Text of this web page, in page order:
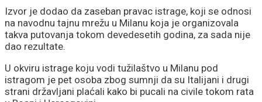
Izvor je dodao da zaseban pravac istrage, koji se odnosi
na navodnu tajnu mrežu u Milanu koja je organizovala
takva putovanja tokom devedesetih godina, za sada nije
dao rezultate.
U okviru istrage koju vodi tužilaštvo u Milanu pod
istragom je pet osoba zbog sumnji da su Italijani i drugi
strani državljani plaćali kako bi pucali na civile tokom rata